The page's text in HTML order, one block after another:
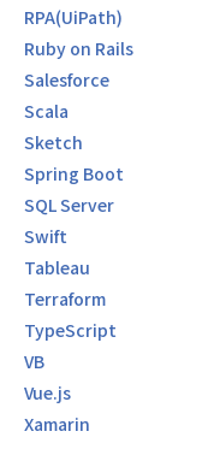
RPA(UiPath)
Ruby on Rails
Salesforce
Scala
Sketch
Spring Boot
SQL Server
Swift
Tableau
Terraform
TypeScript
VB
Vue.js
Xamarin